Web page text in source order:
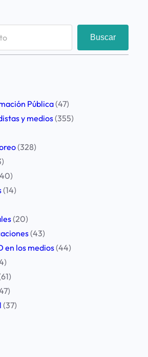
Buscar
Pública(47)
y medios(355)
(328)
(14)
(20)
(43)
en los medios(44)
(37)